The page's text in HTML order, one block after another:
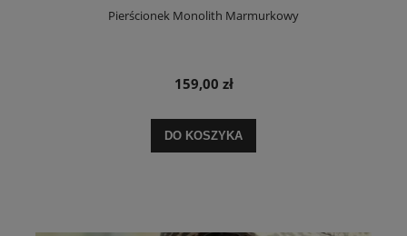
Pierścionek Monolith Marmurkowy
159,00 zł
DO KOSZYKA